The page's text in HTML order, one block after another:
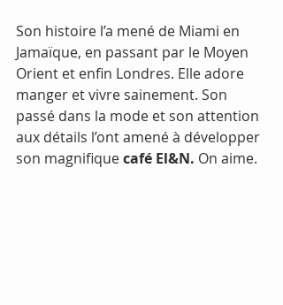
Son histoire l’a mené de Miami en
Jamaïque, en passant par le Moyen
Orient et enfin Londres. Elle adore
manger et vivre sainement. Son
passé dans la mode et son attention
aux détails l’ont amené à développer
son magnifique café El&N. On aime.